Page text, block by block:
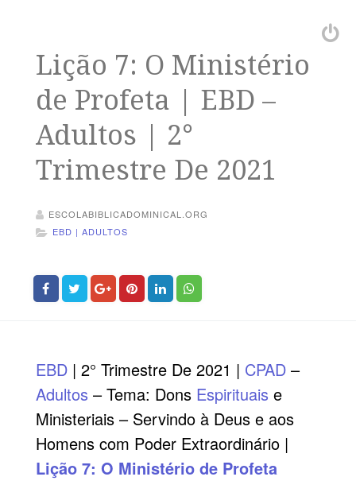
Lição 7: O Ministério
de Profeta | EBD –
Adultos | 2°
Trimestre De 2021
ESCOLABIBLICADOMINICAL.ORG
EBD | ADULTOS
EBD| 2° Trimestre De 2021 | CPAD–
Adultos – Tema: Dons Espirituais e
Ministeriais – Servindo à Deus e aos
Homens com Poder Extraordinário |
Lição 7: O Ministério de Profeta